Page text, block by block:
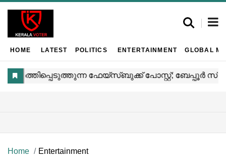
HOME LATEST POLITICS ENTERTAINMENT GLOBAL
Home Entertainment